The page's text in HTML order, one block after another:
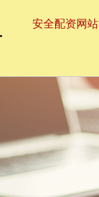
安全配资网站